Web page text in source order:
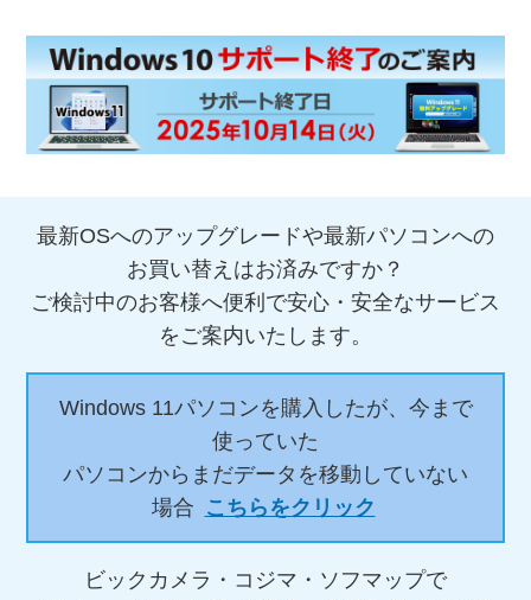
最新OSへのアップグレードや最新パソコンへの
お買い替えはお済みですか？
ご検討中のお客様へ便利で安心・安全なサービス
をご案内いたします。
Windows 11パソコンを購入したが、今まで
使っていた
パソコンからまだデータを移動していない
場合 こちらをクリック
ビックカメラ・コジマ・ソフマップで